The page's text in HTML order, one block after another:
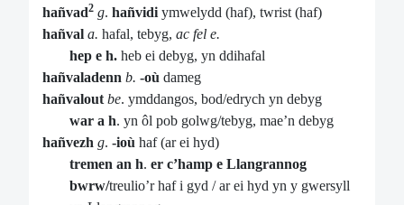
hañvad2 g. hañvidi ymwelydd (haf), twrist (haf)
hañval a. hafal, tebyg, ac fel e.
hep e h. heb ei debyg, yn ddihafal
hañvaladenn b. -où dameg
hañvalout be. ymddangos, bod/edrych yn debyg
war a h. yn ôl pob golwg/tebyg, mae’n debyg
hañvezh g. -ioù haf (ar ei hyd)
tremen an h. er c’hamp e Llangrannog
bwrw/treulio’r haf i gyd / ar ei hyd yn y gwersyll